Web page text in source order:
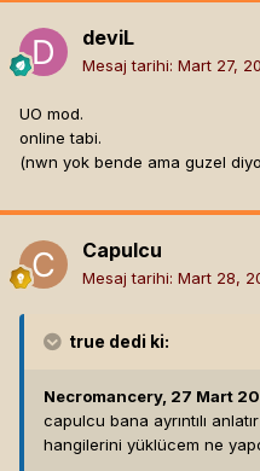
deviL
Mesaj tarihi: Mart 27,
UO mod.
online tabi.
(nwn yok bende ama guzel
Capulcu
Mesaj tarihi: Mart 28,
true dedi ki:
Necromancery, 27 Mart
capulcu bana ayrıntılı
hangilerini yüklücem ne